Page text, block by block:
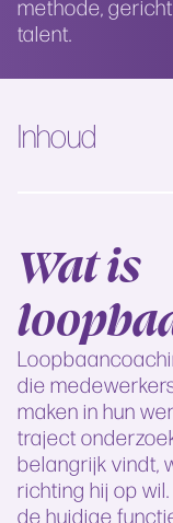
methode,
talent.
Inhoud
Wat is
die
maken in hun
traject
belangrijk vindt,
richting hij op
de huidige